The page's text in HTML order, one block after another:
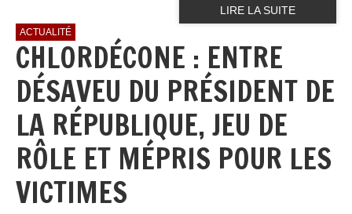
LIRE LA SUITE
ACTUALITÉ
CHLORDÉCONE : ENTRE
DÉSAVEU DU PRÉSIDENT DE
LA RÉPUBLIQUE, JEU DE
RÔLE ET MÉPRIS POUR LES
VICTIMES